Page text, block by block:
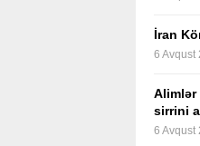
İran
6 Avqust
Alimlər
sirrini
6 Avqust